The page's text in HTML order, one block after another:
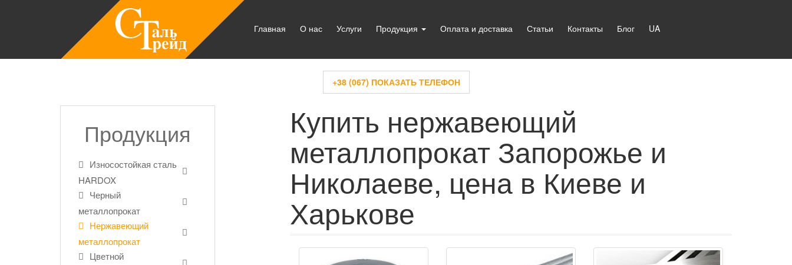
Главная О нас Услуги Продукция Оплата и доставка Статьи Контакты Блог UA
+38 (067) ПОКАЗАТЬ ТЕЛЕФОН
Купить нержавеющий
металлопрокат Запорожье и
Николаеве, цена в Киеве и
Харькове
Продукция
Износостойкая сталь
HARDOX
Черный
металлопрокат
Нержавеющий
металлопрокат
Цветной